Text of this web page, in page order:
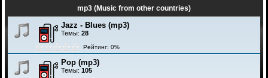
mp3 (Music from other countries)
Jazz - Blues (mp3)
Темы: 28
Рейтинг: 0%
Pop (mp3)
Темы: 105